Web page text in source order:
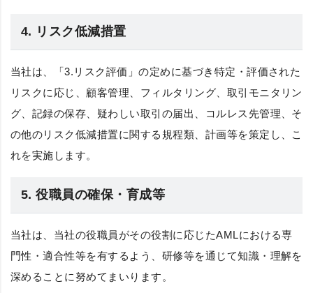
4. リスク低減措置
当社は、「3.リスク評価」の定めに基づき特定・評価された
リスクに応じ、顧客管理、フィルタリング、取引モニタリン
グ、記録の保存、疑わしい取引の届出、コルレス先管理、そ
の他のリスク低減措置に関する規程類、計画等を策定し、こ
れを実施します。
5. 役職員の確保・育成等
当社は、当社の役職員がその役割に応じたAMLにおける専
門性・適合性等を有するよう、研修等を通じて知識・理解を
深めることに努めてまいります。